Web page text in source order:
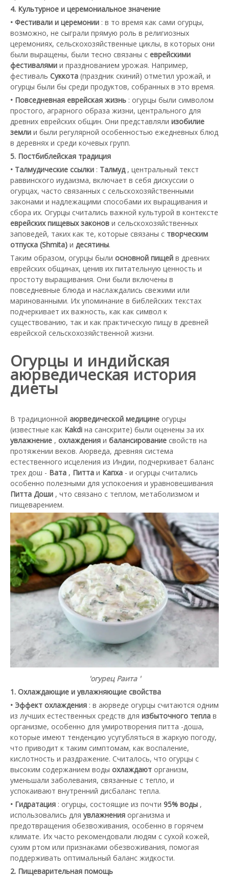
4. Культурное и церемониальное значение
• Фестивали и церемонии : в то время как сами огурцы,
возможно, не сыграли прямую роль в религиозных
церемониях, сельскохозяйственные циклы, в которых они
были выращены, были тесно связаны с еврейскими
фестивалями и празднованием урожая. Например,
фестиваль Суккота (праздник скиний) отметил урожай, и
огурцы были бы среди продуктов, собранных в это время.
• Повседневная еврейская жизнь : огурцы были символом
простого, аграрного образа жизни, центрального для
древних еврейских общин. Они представляли изобилие
земли и были регулярной особенностью ежедневных блюд
в деревнях и среди кочевых групп.
5. Постбиблейская традиция
• Талмудические ссылки : Талмуд , центральный текст
раввинского иудаизма, включает в себя дискуссии о
огурцах, часто связанных с сельскохозяйственными
законами и надлежащими способами их выращивания и
сбора их. Огурцы считались важной культурой в контексте
еврейских пищевых законов и сельскохозяйственных
заповедей, таких как те, которые связаны с творческим
отпуска (Shmita) и десятины.
Таким образом, огурцы были основной пищей в древних
еврейских общинах, ценив их питательную ценность и
простоту выращивания. Они были включены в
повседневные блюда и наслаждались свежими или
маринованными. Их упоминание в библейских текстах
подчеркивает их важность, как как символ к
существованию, так и как практическую пищу в древней
еврейской сельскохозяйственной жизни.
Огурцы и индийская
аюрведическая история
диеты
В традиционной аюрведической медицине огурцы
(известные как Kakdi на санскрите) были оценены за их
увлажнение , охлаждения и балансирование свойств на
протяжении веков. Аюрведа, древняя система
естественного исцеления из Индии, подчеркивает баланс
трех дош - Вата , Питта и Капха - и огурцы считались
особенно полезными для успокоения и уравновешивания
Питта Доши , что связано с теплом, метаболизмом и
пищеварением.
'огурец Раита '
1. Охлаждающие и увлажняющие свойства
• Эффект охлаждения : в аюрведе огурцы считаются одним
из лучших естественных средств для избыточного тепла в
организме, особенно для умиротворения питта -доша,
которые имеют тенденцию усугубляться в жаркую погоду,
что приводит к таким симптомам, как воспаление,
кислотность и раздражение. Считалось, что огурцы с
высоким содержанием воды охлаждают организм,
уменьшали заболевания, связанные с тепло, и
успокаивают внутренний дисбаланс тепла.
• Гидратация : огурцы, состоящие из почти 95% воды ,
использовались для увлажнения организма и
предотвращения обезвоживания, особенно в горячем
климате. Их часто рекомендовали людям с сухой кожей,
сухим ртом или признаками обезвоживания, помогая
поддерживать оптимальный баланс жидкости.
2. Пищеварительная помощь